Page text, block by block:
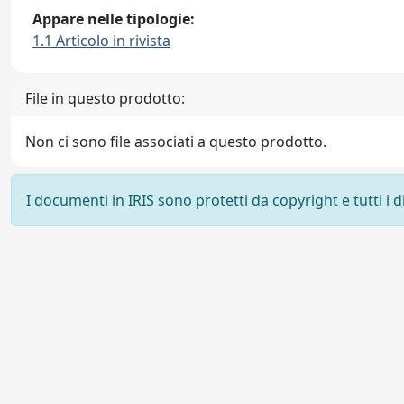
Appare nelle tipologie:
1.1 Articolo in rivista
File in questo prodotto:
Non ci sono file associati a questo prodotto.
I documenti in IRIS sono protetti da copyright e tutti i